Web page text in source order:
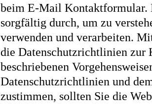
beim E-Mail Kontaktformular.
sorgfältig durch, um zu
verwenden und verarbeiten.
die Datenschutzrichtlinien zur
beschriebenen
Datenschutzrichtlinien und
zustimmen, sollten Sie die